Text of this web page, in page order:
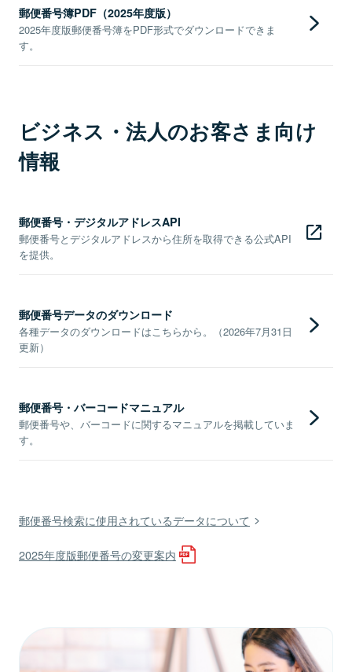
郵便番号簿PDF（2025年度版）
2025年度版郵便番号簿をPDF形式でダウンロードできま
す。
ビジネス・法人のお客さま向け
情報
郵便番号・デジタルアドレスAPI
郵便番号とデジタルアドレスから住所を取得できる公式API
を提供。
郵便番号データのダウンロード
各種データのダウンロードはこちらから。（2026年7月31日
更新）
郵便番号・バーコードマニュアル
郵便番号や、バーコードに関するマニュアルを掲載していま
す。
郵便番号検索に使用されているデータについて
2025年度版郵便番号の変更案内